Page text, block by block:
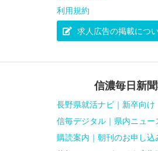
利用規約
求人広告の掲載につ
信濃毎日新
長野県就活ナビ｜新卒向け
信毎デジタル｜県内ニュー
購読案内｜朝刊のお申し込